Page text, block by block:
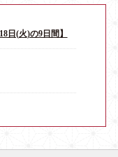
日(火)の9日間】